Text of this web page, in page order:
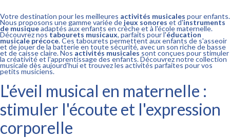
Votre destination pour les meilleures activités musicales pour enfants.
Nous proposons une gamme variée de jeux sonores et d'instruments
de musiqueadaptés aux enfants en crèche et à l'école maternelle.
Découvrez nos tabourets musicaux, parfaits pour l'éducation
musicale précoce. Ces tabourets permettent aux enfants de s'asseoir
et de jouer de la batterie en toute sécurité, avec un son riche de basse
et de caisse claire. Nos activités musicales sont conçues pour stimuler
la créativité et l'apprentissage des enfants. Découvrez notre collection
musicale dès aujourd'hui et trouvez les activités parfaites pour vos
petits musiciens.
L'éveil musical en maternelle :
stimuler l'écoute et l'expression
corporelle